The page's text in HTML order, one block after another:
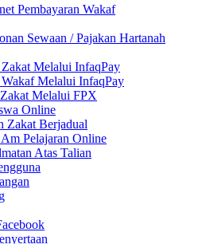
Pembayaran Wakaf
Sewaan / Pajakan Hartanah
Zakat Melalui InfaqPay
Wakaf Melalui InfaqPay
Melalui FPX
Online
Zakat Berjadual
Pelajaran Online
Atas Talian